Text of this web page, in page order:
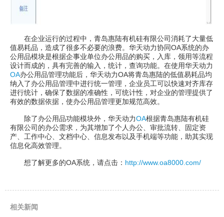
在企业运行的过程中，青岛惠陆有机硅有限公司消耗了大量低
值易耗品，造成了很多不必要的浪费。华天动力协同OA系统的办
公用品模块是根据企事业单位办公用品的购买，入库，领用等流程
设计而成的，具有完善的输入，统计，查询功能。在使用华天动力
OA办公用品管理功能后，华天动力OA将青岛惠陆的低值易耗品均
纳入了办公用品管理中进行统一管理，企业员工可以快速对齐库存
进行统计，确保了数据的准确性，可统计性，对企业的管理提供了
有效的数据依据，使办公用品管理更加规范高效。
除了办公用品功能模块外，华天动力OA根据青岛惠陆有机硅
有限公司的办公需求，为其增加了个人办公、审批流转、固定资
产、工作中心、文档中心、信息发布以及手机端等功能，助其实现
信息化高效管理。
想了解更多的OA系统，请点击： http://www.oa8000.com/
相关新闻